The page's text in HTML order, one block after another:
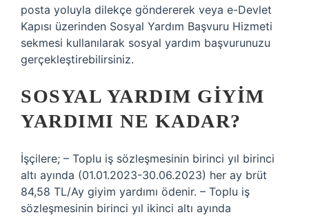
posta yoluyla dilekçe göndererek veya e-Devlet
Kapısı üzerinden Sosyal Yardım Başvuru Hizmeti
sekmesi kullanılarak sosyal yardım başvurunuzu
gerçekleştirebilirsiniz.
SOSYAL YARDIM GIYIM
YARDIMI NE KADAR?
İşçilere; – Toplu iş sözleşmesinin birinci yıl birinci
altı ayında (01.01.2023-30.06.2023) her ay brüt
84,58 TL/Ay giyim yardımı ödenir. – Toplu iş
sözleşmesinin birinci yıl ikinci altı ayında